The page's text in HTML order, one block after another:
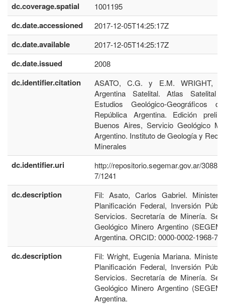
dc.coverage.spatial 1001195
dc.date.accessioned 2017-12-05T14:25:17Z
dc.date.available 2017-12-05T14:25:17Z
dc.date.issued 2008
dc.identifier.citation
ASATO, C.G. y E.M. WRIGHT,
Argentina Satelital. Atlas Satelital
Estudios Geológico-Geográficos
República Argentina. Edición
Buenos Aires, Servicio Geológico
Argentino. Instituto de Geología y
Minerales
dc.identifier.uri
http://repositorio.segemar.gov.ar/
7/1241
dc.description
Fil: Asato, Carlos Gabriel.
Planificación Federal, Inversión
Servicios. Secretaría de Minería.
Geológico Minero Argentino
Argentina. ORCID: 0000-0002-1968-
dc.description
Fil: Wright, Eugenia Mariana.
Planificación Federal, Inversión
Servicios. Secretaría de Minería.
Geológico Minero Argentino
Argentina.